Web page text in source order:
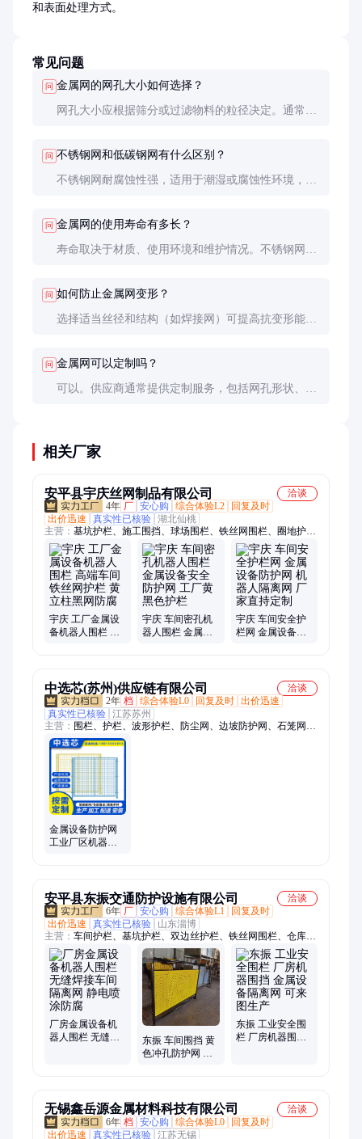
和表面处理方式。
常见问题
问 金属网的网孔大小如何选择？
网孔大小应根据筛分或过滤物料的粒径决定。通常，
问 不锈钢网和低碳钢网有什么区别？
不锈钢网耐腐蚀性强，适用于潮湿或腐蚀性环境，但
问 金属网的使用寿命有多长？
寿命取决于材质、使用环境和维护情况。不锈钢网在
问 如何防止金属网变形？
选择适当丝径和结构（如焊接网）可提高抗变形能
问 金属网可以定制吗？
可以。供应商通常提供定制服务，包括网孔形状、大
相关厂家
安平县宇庆丝网制品有限公司
洽谈
4年 厂 安心购 综合体验L2
回复及时
出价迅速
真实性已核验 湖北仙桃
主营： 基坑护栏、施工围挡、球场围栏、铁丝网围栏、圈地护栏
网、车间护栏网、机器人围栏、绿色铁丝网、圈地围栏网、仓库
隔离网、圈地铁丝网、临边护栏网、水渠防护网、桥梁防抛网、
公路护栏网、光伏围栏、双边丝护栏、体育场护栏、车间冲孔围
挡、车间围栏、果园圈地护栏、养殖圈地护栏、保税区护栏、厂
区围墙护栏、锌钢围栏
宇庆 工厂金属设
备机器人围栏 高
宇庆 车间密孔机
器人围栏 金属设
宇庆 车间安全护
栏网 金属设备防
中选芯(苏州)供应链有限公司
洽谈
2年 档 综合体验L0 回复及时 出价迅速
真实性已核验 江苏苏州
主营： 围栏、护栏、波形护栏、防尘网、边坡防护网、石笼网、
隔离网、声屏障、钢格板、市政护栏
金属设备防护网
工业厂区机器人
安平县东振交通防护设施有限公司
洽谈
6年 厂 安心购 综合体验L1
回复及时
出价迅速
真实性已核验
山东淄博
主营： 车间护栏、基坑护栏、双边丝护栏、铁丝网围栏、仓库隔
离网、框架护栏网、圈地防护网、绿色铁丝网、铁丝网护栏、圈
地围栏网、球场围网、体育场围网、车间围栏网、养殖铁丝网、
桥梁防抛网、机器人护栏网、水库围栏网、水渠防护网、圈地护
栏网、球场护栏、光伏围栏、车间围挡、施工围挡、保税区护栏
厂房金属设备机
器人围栏 无缝焊
东振 车间围挡 黄
色冲孔防护网 机
东振 工业安全围
栏 厂房机器围挡
无锡鑫岳源金属材料科技有限公司
洽谈
6年 档 安心购 综合体验L0
回复及时
出价迅速
真实性已核验 江苏无锡